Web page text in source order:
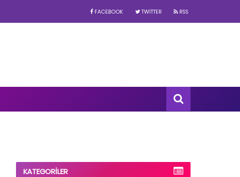
FACEBOOK TWITTER RSS
KATEGORILER